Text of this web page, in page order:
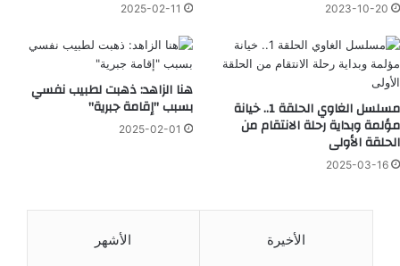
2023-10-20
2025-02-11
مسلسل الغاوي الحلقة 1.. خيانة
مؤلمة وبداية رحلة الانتقام من
الحلقة الأولى
2025-03-16
هنا الزاهد: ذهبت لطبيب نفسي
بسبب "إقامة جبرية"
2025-02-01
الأخيرة الأشهر